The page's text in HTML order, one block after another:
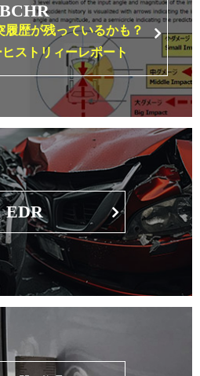
BCHR
履歴が残っているかも？
ストリィーレポート
EDR